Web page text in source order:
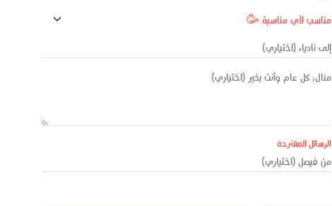
الرسائل المقترحة